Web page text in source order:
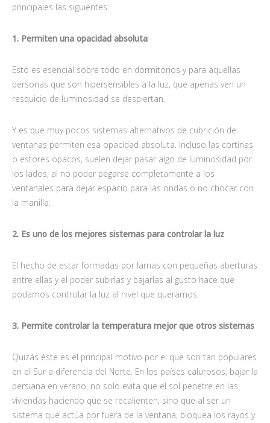
principales las siguientes:
1. Permiten una opacidad absoluta
Esto es esencial sobre todo en dormitorios y para aquellas
personas que son hipersensibles a la luz, que apenas ven un
resquicio de luminosidad se despiertan.
Y es que muy pocos sistemas alternativos de cubrición de
ventanas permiten esa opacidad absoluta. Incluso las cortinas
o estores opacos, suelen dejar pasar algo de luminosidad por
los lados, al no poder pegarse completamente a los
ventanales para dejar espacio para las ondas o no chocar con
la manilla.
2. Es uno de los mejores sistemas para controlar la luz
El hecho de estar formadas por lamas con pequeñas aberturas
entre ellas y el poder subirlas y bajarlas al gusto hace que
podamos controlar la luz al nivel que queramos.
3. Permite controlar la temperatura mejor que otros sistemas
Quizás éste es el principal motivo por el que son tan populares
en el Sur a diferencia del Norte. En los países calurosos, bajar la
persiana en verano, no solo evita que el sol penetre en las
viviendas haciendo que se recalienten, sino que al ser un
sistema que actúa por fuera de la ventana, bloquea los rayos y